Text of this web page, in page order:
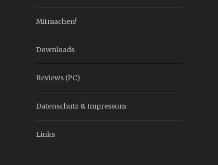
Mitmachen!
Downloads
Reviews (PC)
Datenschutz & Impressum
Links